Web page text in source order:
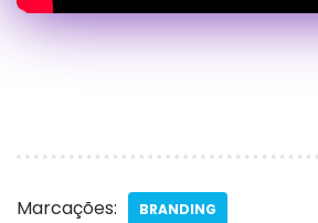
Marcações: BRANDING